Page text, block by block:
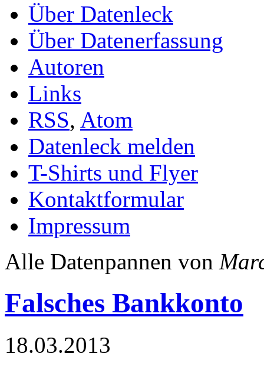
Über Datenleck
Über Datenerfassung
Autoren
Links
RSS, Atom
Datenleck melden
T-Shirts und Flyer
Kontaktformular
Impressum
Alle Datenpannen von
Falsches Bankkonto
18.03.2013